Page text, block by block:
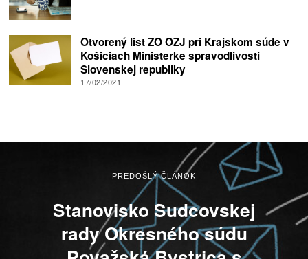
Otvorený list ZO OZJ pri Krajskom súde v
Košiciach Ministerke spravodlivosti
Slovenskej republiky
17/02/2021
PREDOŠLÝ ČLÁNOK
Stanovisko Sudcovskej
rady Okresného súdu